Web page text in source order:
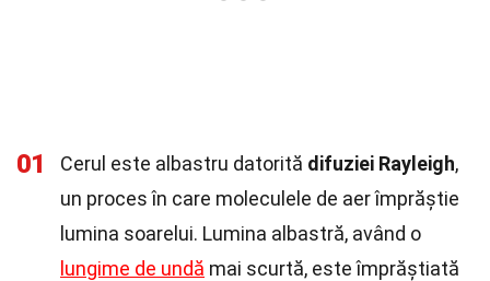
01 Cerul este albastru datorită difuziei Rayleigh,
un proces în care moleculele de aer împrăștie
lumina soarelui. Lumina albastră, având o
lungime de undă mai scurtă, este împrăștiată